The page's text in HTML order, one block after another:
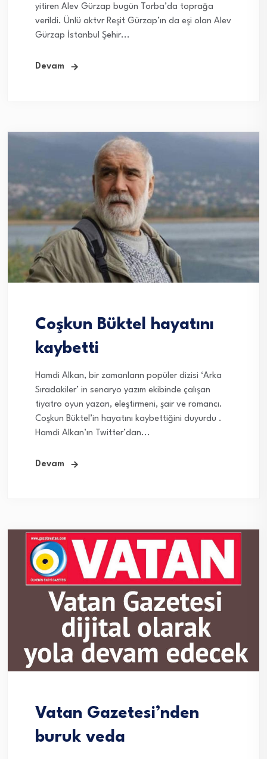
yitiren Alev Gürzap bugün Torba’da toprağa
verildi. Ünlü aktvr Reşit Gürzap’ın da eşi olan Alev
Gürzap İstanbul Şehir...
Devam
Coşkun Büktel hayatını
kaybetti
Hamdi Alkan, bir zamanların popüler dizisi ‘Arka
Sıradakiler’ in senaryo yazım ekibinde çalışan
tiyatro oyun yazarı, eleştirmeni, şair ve romancı.
Coşkun Büktel’in hayatını kaybettiğini duyurdu .
Hamdi Alkan’ın Twitter’dan...
Devam
Vatan Gazetesi’nden
buruk veda